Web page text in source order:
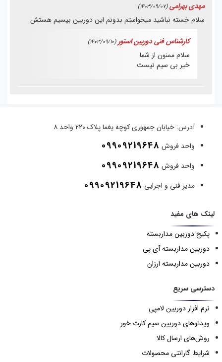
مهدی بهرامی(1403/09/07)
سلام خسته نباشید میخواستم بدونم این دوربین بیسیم هستش
کارشناس فنی دوربین استور (1403/09/10)
سلام ممنون از شما
خیر بی سیم نیست
آدرس: خیابان جمهوری کوچه یغما پلاک ۲۲۰ واحد ۸
واحد فروش 09909219648
واحد فروش 09909219648
مدیر فنی و اجرایی 09909219648
لینک های مفید
پکیج دوربین مداربسته
دوربین مداربسته آی پی
دوربین مداربسته ارزان
دسترسی سریع
نرم افزار دوربین لامپی
ویدئوهای دوربین سیم کارت خور
روش‌های ارسال کالا
شرایط گارانتی محصولات